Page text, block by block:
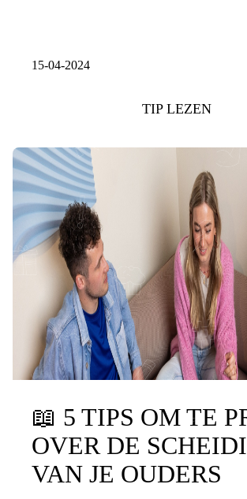
15-04-2024
TIP LEZEN
📖 5 TIPS OM TE
OVER DE
VAN JE OUDERS